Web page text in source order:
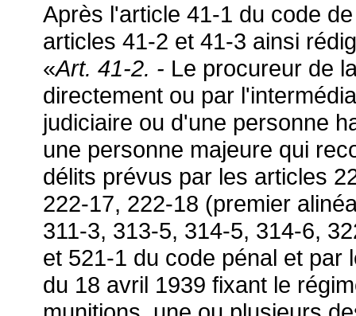
Après l'article 41-1 du code
articles 41-2 et 41-3 ainsi
«Art. 41-2. - Le procureur de
directement ou par
judiciaire ou d'une personne
une personne majeure qui
délits prévus par les articles
222-17, 222-18 (premier
311-3, 313-5, 314-5, 314-6,
et 521-1 du code pénal et par
du 18 avril 1939 fixant le